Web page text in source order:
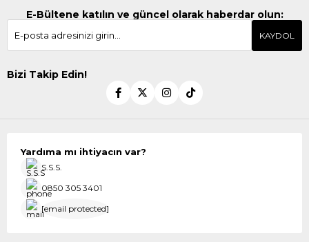
E-Bültene katılın ve güncel olarak haberdar olun:
KAYDOL
Bizi Takip Edin!
Yardıma mı ihtiyacın var?
S.S.S.
0850 305 3401
[email protected]